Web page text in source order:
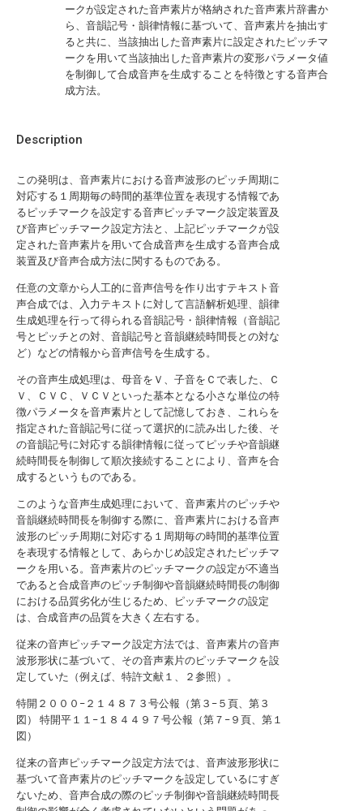
Description
この発明は、音声素片における音声波形のピッチ周期に
対応する１周期毎の時間的基準位置を表現する情報であ
るピッチマークを設定する音声ピッチマーク設定装置及
び音声ピッチマーク設定方法と、上記ピッチマークが設
定された音声素片を用いて合成音声を生成する音声合成
装置及び音声合成方法に関するものである。
任意の文章から人工的に音声信号を作り出すテキスト音
声合成では、入力テキストに対して言語解析処理、韻律
生成処理を行って得られる音韻記号・韻律情報（音韻記
号とピッチとの対、音韻記号と音韻継続時間長との対な
ど）などの情報から音声信号を生成する。
その音声生成処理は、母音をＶ、子音をＣで表した、Ｃ
Ｖ、ＣＶＣ、ＶＣＶといった基本となる小さな単位の特
徴パラメータを音声素片として記憶しておき、これらを
指定された音韻記号に従って選択的に読み出した後、そ
の音韻記号に対応する韻律情報に従ってピッチや音韻継
続時間長を制御して順次接続することにより、音声を合
成するというものである。
このような音声生成処理において、音声素片のピッチや
音韻継続時間長を制御する際に、音声素片における音声
波形のピッチ周期に対応する１周期毎の時間的基準位置
を表現する情報として、あらかじめ設定されたピッチマ
ークを用いる。音声素片のピッチマークの設定が不適当
であると合成音声のピッチ制御や音韻継続時間長の制御
における品質劣化が生じるため、ピッチマークの設定
は、合成音声の品質を大きく左右する。
従来の音声ピッチマーク設定方法では、音声素片の音声
波形形状に基づいて、その音声素片のピッチマークを設
定していた（例えば、特許文献１、２参照）。
特開２０００−２１４８７３号公報（第３−５頁、第３
図）
特開平１１−１８４４９７号公報（第７−９頁、第１
図）
従来の音声ピッチマーク設定方法では、音声波形形状に
基づいて音声素片のピッチマークを設定しているにすぎ
ないため、音声合成の際のピッチ制御や音韻継続時間長
ークが設定された音声素片が格納された音声素片辞書か
ら、音韻記号・韻律情報に基づいて、音声素片を抽出す
ると共に、当該抽出した音声素片に設定されたピッチマ
ークを用いて当該抽出した音声素片の変形パラメータ値
を制御して合成音声を生成することを特徴とする音声合
成方法。